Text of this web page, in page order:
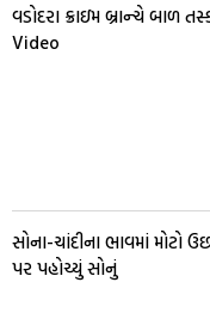
વડોદરા ક્રાઇમ બ્રાન્ચે બાળ
Video
સોના-ચાંદીના ભાવમાં મોટો
પર પહોચ્યું સોનું